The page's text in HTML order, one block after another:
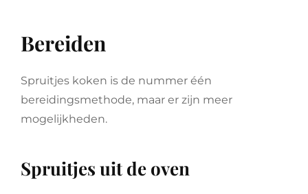
Bereiden
Spruitjes koken is de nummer één
bereidingsmethode, maar er zijn meer
mogelijkheden.
Spruitjes uit de oven